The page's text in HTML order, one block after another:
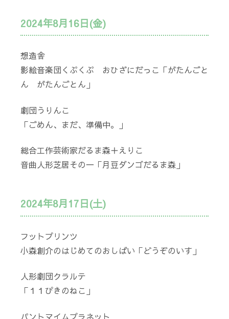
2024年8月16日(金)
想造舎
影絵音楽団くぷくぷ おひざにだっこ「がたんごと
ん がたんごとん」
劇団うりんこ
「ごめん、まだ、準備中。」
総合工作芸術家だるま森＋えりこ
音曲人形芝居その一「月豆ダンゴだるま森」
2024年8月17日(土)
フットプリンツ
小森創介のはじめてのおしばい「どうぞのいす」
人形劇団クラルテ
「１１ぴきのねこ」
パントマイムプラネット